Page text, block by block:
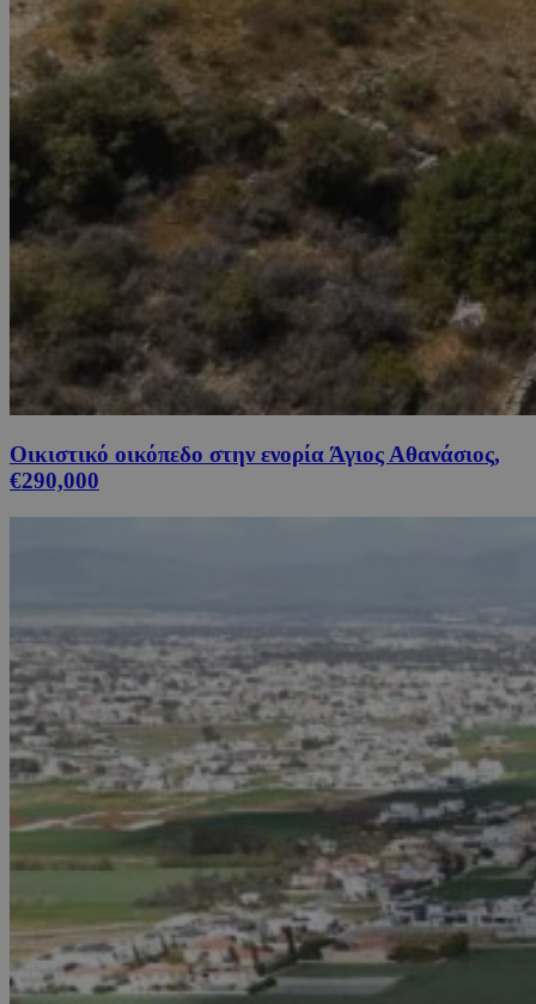
Οικιστικό οικόπεδο στην ενορία Άγιος Αθανάσιος,
€290,000